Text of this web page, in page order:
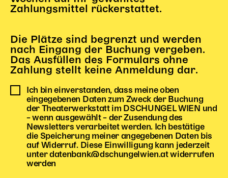
Karten + Preise
Vermietung
Café
Newsletter
SPENDEN + FÖRDERN
Translate to English
SUCHESuchbegriffe
Suchen
Zahlungsmittel rückerstattet.
Die Plätze sind begrenzt und werden
nach Eingang der Buchung vergeben.
Das Ausfüllen des Formulars ohne
Zahlung stellt keine Anmeldung dar.
Ich bin einverstanden, dass meine oben
eingegebenen Daten zum Zweck der Buchung
der Theaterwerkstatt im DSCHUNGEL WIEN und
– wenn ausgewählt – der Zusendung des
Newsletters verarbeitet werden. Ich bestätige
die Speicherung meiner angegebenen Daten bis
auf Widerruf. Diese Einwilligung kann jederzeit
unter datenbank@dschungelwien.at widerrufen
werden